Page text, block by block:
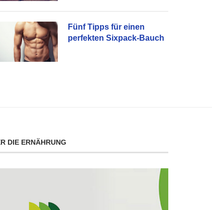
Fünf Tipps für einen
perfekten Sixpack-Bauch
DIE ERNÄHRUNG